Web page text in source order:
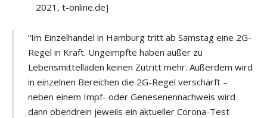
2021, t-online.de]
“Im Einzelhandel in Hamburg tritt ab Samstag eine 2G-
Regel in Kraft. Ungeimpfte haben außer zu
Lebensmittelläden keinen Zutritt mehr. Außerdem wird
in einzelnen Bereichen die 2G-Regel verschärft –
neben einem Impf- oder Genesenennachweis wird
dann obendrein jeweils ein aktueller Corona-Test